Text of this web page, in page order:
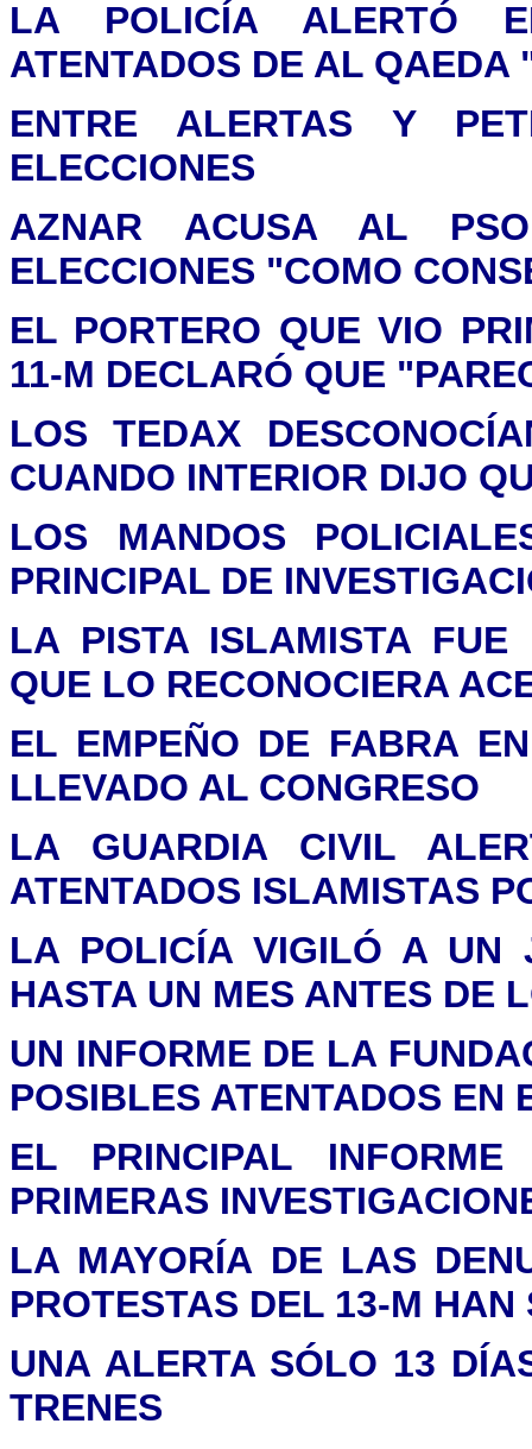
LA POLICÍA ALERTÓ
ATENTADOS DE AL
ENTRE ALERTAS Y
ELECCIONES
AZNAR ACUSA AL
ELECCIONES "COMO
EL PORTERO QUE VIO
11-M DECLARÓ QUE
LOS TEDAX
CUANDO INTERIOR DIJO
LOS MANDOS
PRINCIPAL DE
LA PISTA ISLAMISTA
QUE LO RECONOCIERA
EL EMPEÑO DE FABRA
LLEVADO AL CONGRESO
LA GUARDIA CIVIL
ATENTADOS ISLAMISTAS
LA POLICÍA VIGILÓ A UN
HASTA UN MES ANTES DE
UN INFORME DE LA
POSIBLES ATENTADOS EN
EL PRINCIPAL
PRIMERAS
LA MAYORÍA DE LAS
PROTESTAS DEL 13-M
UNA ALERTA SÓLO 13
TRENES